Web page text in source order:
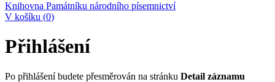
Knihovna Památníku národního písemnictví
V košíku (0)
Přihlášení
Po přihlášení budete přesměrován na stránku Detail záznamu